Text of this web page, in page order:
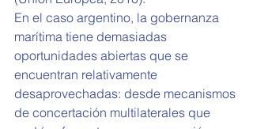
En el caso argentino, la gobernanza
marítima tiene demasiadas
oportunidades abiertas que se
encuentran relativamente
desaprovechadas: desde mecanismos
de concertación multilaterales que